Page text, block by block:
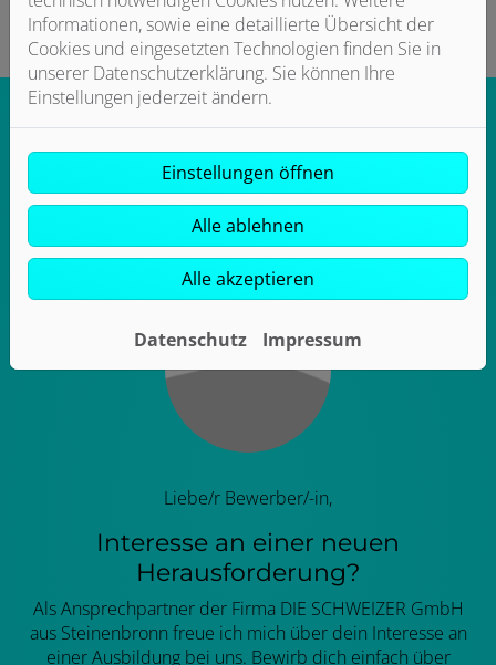
Dein persönlicher Ansprechpartner
Liebe/r Bewerber/-in,
Interesse an einer neuen
Herausforderung?
Als Ansprechpartner der Firma DIE SCHWEIZER GmbH
aus Steinenbronn freue ich mich über dein Interesse an
einer Ausbildung bei uns. Bewirb dich einfach über
Informationen, sowie eine detaillierte Übersicht der
Cookies und eingesetzten Technologien finden Sie in
unserer Datenschutzerklärung. Sie können Ihre
Einstellungen jederzeit ändern.
Einstellungen öffnen
Alle ablehnen
Alle akzeptieren
Datenschutz Impressum